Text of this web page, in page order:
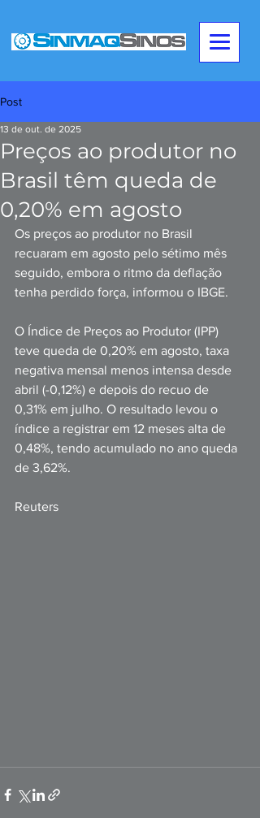
Post
Preços ao produtor no
Brasil têm queda de
0,20% em agosto
13 de out. de 2025
Os preços ao produtor no Brasil
recuaram em agosto pelo sétimo mês
seguido, embora o ritmo da deflação
tenha perdido força, informou o IBGE.
O Índice de Preços ao Produtor (IPP)
teve queda de 0,20% em agosto, taxa
negativa mensal menos intensa desde
abril (-0,12%) e depois do recuo de
0,31% em julho. O resultado levou o
índice a registrar em 12 meses alta de
0,48%, tendo acumulado no ano queda
de 3,62%.
Reuters